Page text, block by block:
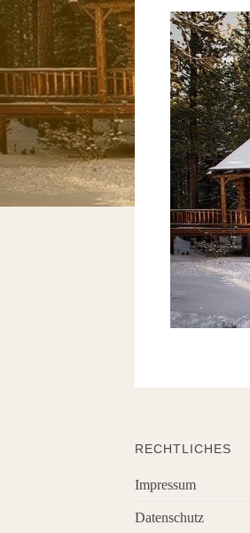
RECHTLICHES
Impressum
Datenschutz